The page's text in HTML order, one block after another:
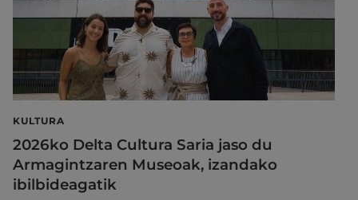
KULTURA
2026ko Delta Cultura Saria jaso du
Armagintzaren Museoak, izandako
ibilbideagatik